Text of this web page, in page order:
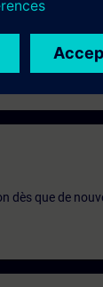
dès que de